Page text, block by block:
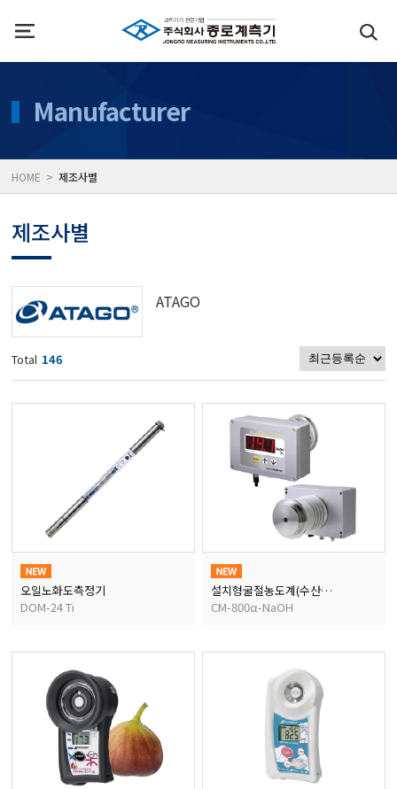
수분계/회전계/도막두께
현미경/확대경
색차계/광택계/조도계/
농업/임업/해양측정기
경도계/물리/물성측정기
진공계/차압계/진공펌프
Manufacturer
HOME >제조사별
제조사별
ATAGO
Total 146
오일노화도측정기
DOM-24 Ti
설치형굴절농도계(수산화나트륨)
CM-800α-NaOH